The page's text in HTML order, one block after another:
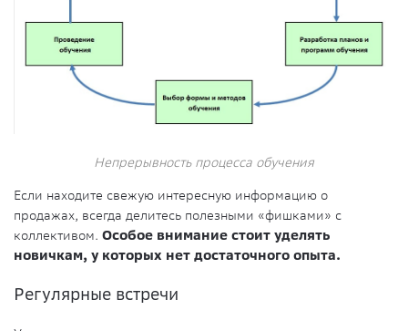
Непрерывность процесса обучения
Если находите свежую интересную информацию о
продажах, всегда делитесь полезными «фишками» с
коллективом. Особое внимание стоит уделять
новичкам, у которых нет достаточного опыта.
Регулярные встречи